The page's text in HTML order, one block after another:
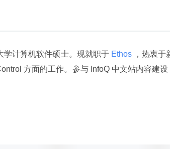
学计算机软件硕士。现就职于 Ethos
，热衷
方面的工作。参与 InfoQ 中文站内容建设